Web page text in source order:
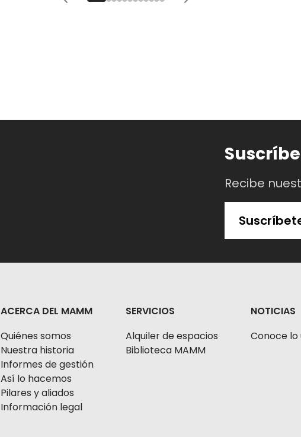
Recibe
ACERCA DEL MAMM
Quiénes somos
Nuestra historia
Informes de gestión
Así lo hacemos
Pilares y aliados
Información legal
SERVICIOS
Alquiler de espacios
Biblioteca MAMM
NOTICIAS
Conoce lo